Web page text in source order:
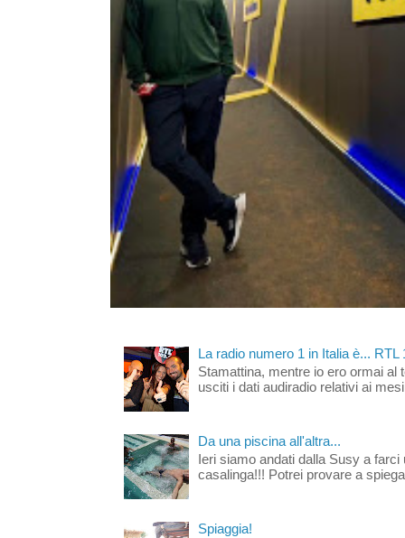
La radio numero 1 in Italia è... RTL
Stamattina, mentre io ero ormai al
usciti i dati audiradio relativi ai
Da una piscina all'altra...
Ieri siamo andati dalla Susy a
casalinga!!! Potrei provare a
Spiaggia!